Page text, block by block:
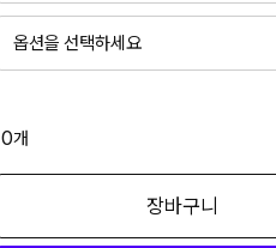
옵션을 선택하세요
0개
장바구니